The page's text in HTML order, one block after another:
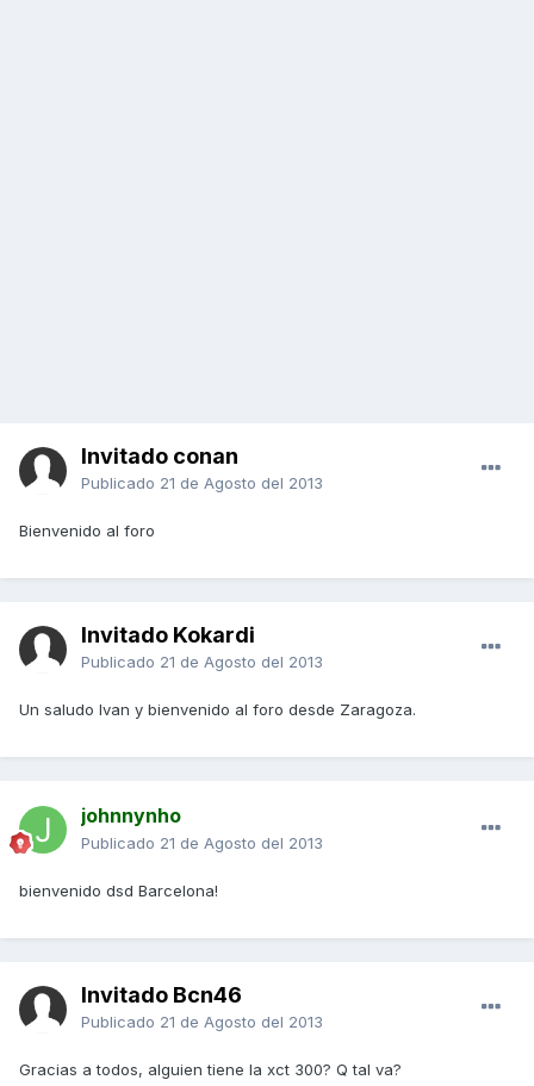
Invitado conan
Publicado 21 de Agosto del 2013
Bienvenido al foro
Invitado Kokardi
Publicado 21 de Agosto del 2013
Un saludo Ivan y bienvenido al foro desde Zaragoza.
johnnynho
Publicado 21 de Agosto del 2013
bienvenido dsd Barcelona!
Invitado Bcn46
Publicado 21 de Agosto del 2013
Gracias a todos, alguien tiene la xct 300? Q tal va?